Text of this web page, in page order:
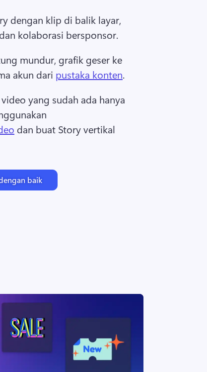
dengan klip di balik layar,
kolaborasi bersponsor.
mundur, grafik geser ke
akun dari pustaka konten.
yang sudah ada hanya
dan buat Story vertikal
baik